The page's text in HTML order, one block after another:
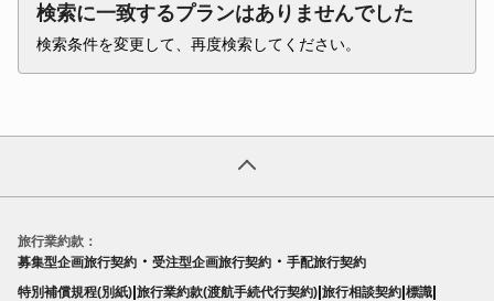
検索に一致するプランはありませんでした
検索条件を変更して、再度検索してください。
旅行業約款：
募集型企画旅行契約 ・ 受注型企画旅行契約 ・ 手配旅行契約
特別補償規程(別紙)|旅行業約款(渡航手続代行契約)|旅行相談契約|標識|